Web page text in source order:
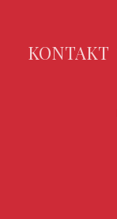
KONTAKT